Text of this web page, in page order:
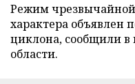
Режим
характера объявлен
циклона, сообщили в
области.